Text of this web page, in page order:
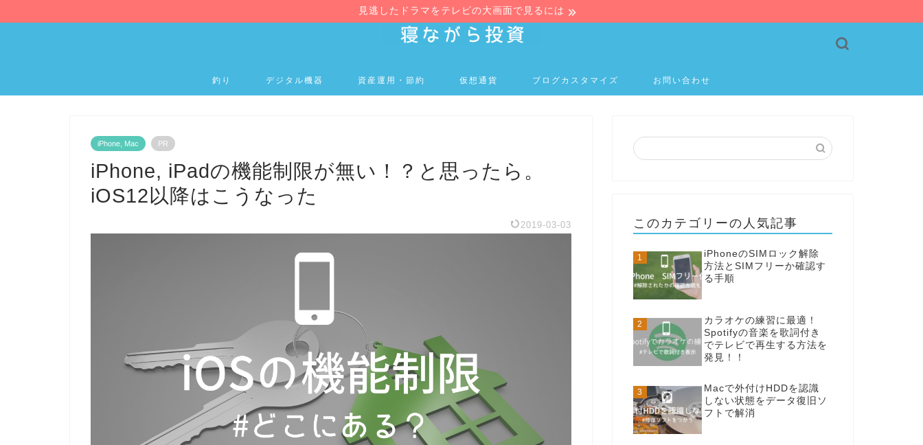
見逃したドラマをテレビの大画面で見るには
釣り デジタル機器 資産運用・節約 仮想通貨 ブログカスタマイズ お問い合わせ
iPhone, Mac PR
iPhone, iPadの機能制限が無い！？と思ったら。
iOS12以降はこうなった
2019-03-03 このカテゴリーの人気記事
iPhoneのSIMロック解除
方法とSIMフリーか確認す
る手順
カラオケの練習に最適！
Spotifyの音楽を歌詞付き
でテレビで再生する方法を
発見！！
Macで外付けHDDを認識
しない状態をデータ復旧ソ
フトで解消